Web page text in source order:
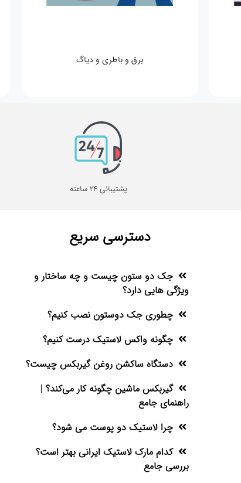
برق و باطری و دیاگ
پشتیبانی 24 ساعته
دسترسی سریع
جک دو ستون چیست و چه ساختار و
ویژگی هایی دارد؟
چطوری جک دوستون نصب کنیم؟
چگونه واکس لاستیک درست کنیم؟
دستگاه ساکشن روغن گیربکس چیست؟
گیربکس ماشین چگونه کار می‌کند؟ |
راهنمای جامع
چرا لاستیک دو پوست می شود؟
کدام مارک لاستیک ایرانی بهتر است؟
بررسی جامع